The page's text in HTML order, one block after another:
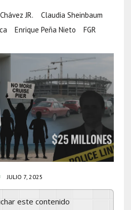
Chávez JR.
Claudia Sheinbaum
Enrique Peña Nieto
FGR
JULIO 7, 2025
este contenido